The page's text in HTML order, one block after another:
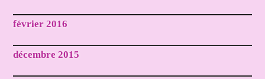
février 2016
décembre 2015